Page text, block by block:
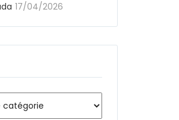
17/04/2026